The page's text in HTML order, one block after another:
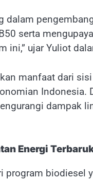
dalam
serta
ini,” ujar Yuliot
manfaat dari
Indonesia.
dampak
Energi
program biodiesel